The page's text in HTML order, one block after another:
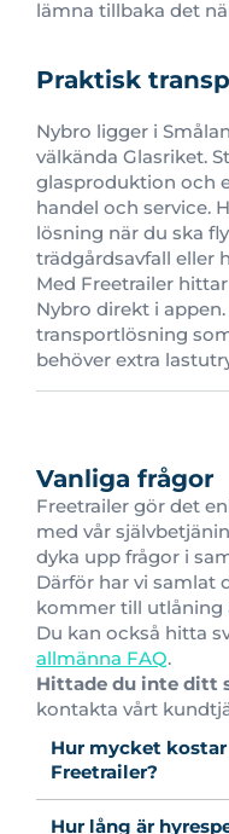
lämna tillbaka det
Praktisk
Nybro ligger i
välkända Glasriket.
glasproduktion och
handel och service.
lösning när du ska
trädgårdsavfall eller
Med Freetrailer
Nybro direkt i
transportlösning
behöver extra
Vanliga frågor
Freetrailer gör det
med vår
dyka upp frågor i
Därför har vi samlat
kommer till utlåning
Du kan också hitta
allmänna FAQ.
Hittade du inte ditt
kontakta vårt
Hur mycket
Freetrailer?
Hur lång är